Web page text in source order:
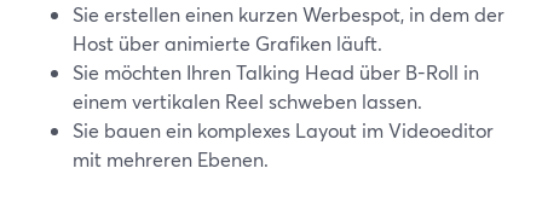
Sie erstellen einen kurzen Werbespot, in dem der
Host über animierte Grafiken läuft.
Sie möchten Ihren Talking Head über B-Roll in
einem vertikalen Reel schweben lassen.
Sie bauen ein komplexes Layout im Videoeditor
mit mehreren Ebenen.